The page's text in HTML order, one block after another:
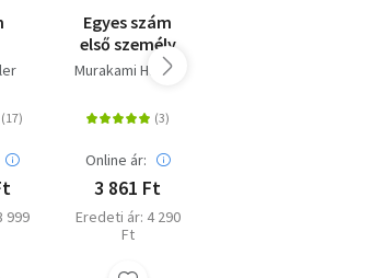
999
Egyes szám
első személy
Murakami Haruki
Online ár:
3 861 Ft
Eredeti ár: 4 290
Ft